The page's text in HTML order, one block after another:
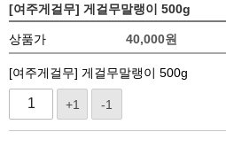
[여주게걸무] 게걸무말랭이 500g
상품가 40,000원
[여주게걸무] 게걸무말랭이 500g
+1 -1